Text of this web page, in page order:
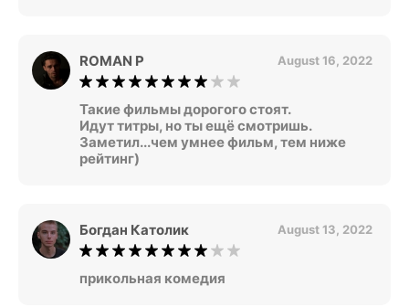
ROMAN P August 16, 2022
Такие фильмы дорогого стоят.
Идут титры, но ты ещё смотришь.
Заметил...чем умнее фильм, тем ниже
рейтинг)
Богдан Католик August 13, 2022
прикольная комедия